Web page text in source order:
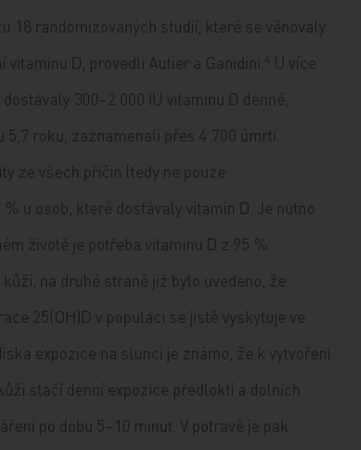
18 randomizovaných studií, které se věnovaly
vitaminu D, provedli Autier a Ganidini. 4 U více
300–2 000 IU vitaminu D denně,
5,7 roku, zaznamenali přes 4 700 úmrtí.
ze všech příčin (tedy ne pouze
u osob, které dostávaly vitamin D. Je nutno
životě je potřeba vitaminu D z 95 %
na druhé straně již bylo uvedeno, že
25(OH)D v populaci se jistě vyskytuje ve
expozice na slunci je známo, že k vytvoření
stačí denní expozice předloktí a dolních
po dobu 5–10 minut. V potravě je pak